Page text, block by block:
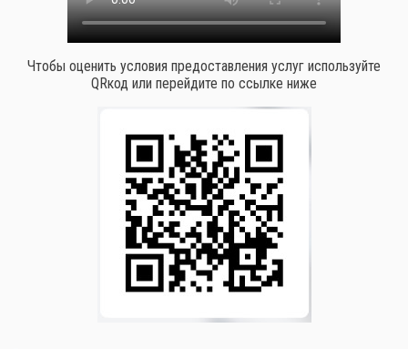
Чтобы оценить условия предоставления услуг используйте
QRкод или перейдите по ссылке ниже